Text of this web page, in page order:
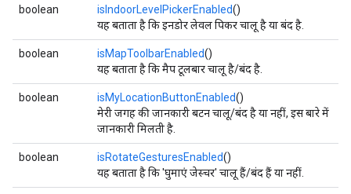
boolean isIndoorLevelPickerEnabled()
यह बताता है कि इनडोर लेवल पिकर चालू है या बंद है.
boolean isMapToolbarEnabled()
यह बताता है कि मैप टूलबार चालू है/बंद है.
boolean isMyLocationButtonEnabled()
मेरी जगह की जानकारी बटन चालू/बंद है या नहीं, इस बारे में
जानकारी मिलती है.
boolean isRotateGesturesEnabled()
यह बताता है कि 'घुमाएं जेस्चर' चालू हैं/बंद हैं या नहीं.